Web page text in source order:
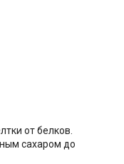
от белков.
сахаром до